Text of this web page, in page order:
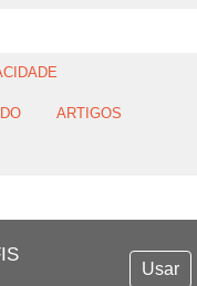
Usar
ARTIGOS